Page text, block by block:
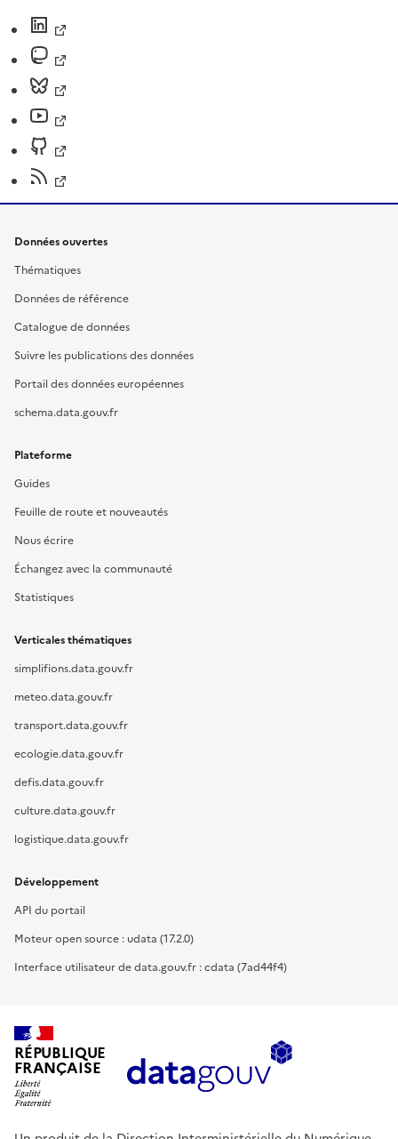
Données ouvertes
Thématiques
Données de référence
Catalogue de données
Suivre les publications des données
Portail des données européennes
schema.data.gouv.fr
Plateforme
Guides
Feuille de route et nouveautés
Nous écrire
Échangez avec la communauté
Statistiques
Verticales thématiques
simplifions.data.gouv.fr
meteo.data.gouv.fr
transport.data.gouv.fr
ecologie.data.gouv.fr
defis.data.gouv.fr
culture.data.gouv.fr
logistique.data.gouv.fr
Développement
API du portail
Moteur open source : udata (17.2.0)
Interface utilisateur de data.gouv.fr : cdata (7ad44f4)
RÉPUBLIQUE
FRANÇAISE